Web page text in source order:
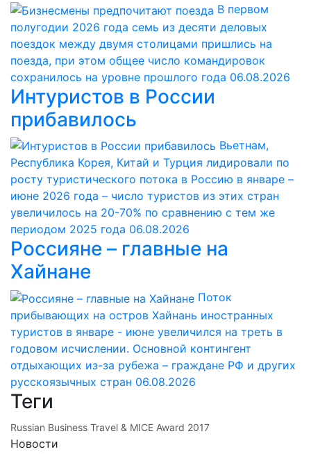
В первом
полугодии 2026 года семь из десяти деловых
поездок между двумя столицами пришлись на
поезда, при этом общее число командировок
сохранилось на уровне прошлого года 06.08.2026
Интуристов в России
прибавилось
Вьетнам,
Республика Корея, Китай и Турция лидировали по
росту туристического потока в Россию в январе –
июне 2026 года – число туристов из этих стран
увеличилось на 20-70% по сравнению с тем же
периодом 2025 года 06.08.2026
Россияне – главные на
Хайнане
Поток
прибывающих на остров Хайнань иностранных
туристов в январе - июне увеличился на треть в
годовом исчислении. Основной контингент
отдыхающих из-за рубежа – граждане РФ и других
русскоязычных стран 06.08.2026
Теги
Russian Business Travel & MICE Award 2017
Новости